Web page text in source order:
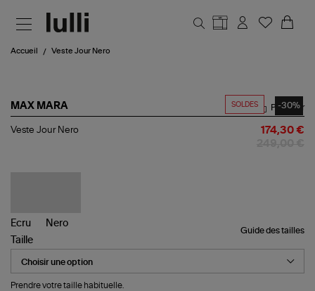
Accueil Veste Jour Nero
SOLDES -30%
MAX MARA
Veste
Partager
Veste Jour Nero 174,30 €
Guide des tailles
Taille
Prendre votre taille habituelle.